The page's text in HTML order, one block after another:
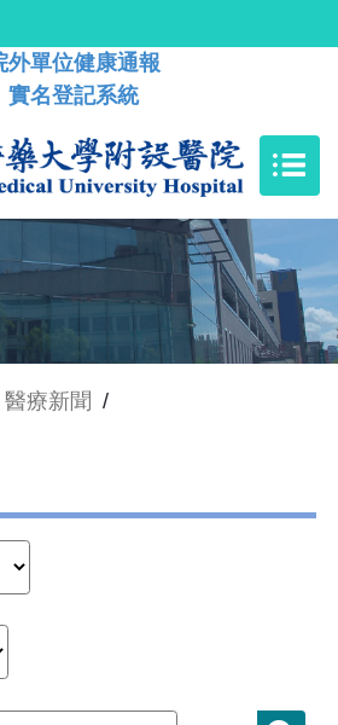
外單位健康通報
實名登記系統
醫療新聞 /